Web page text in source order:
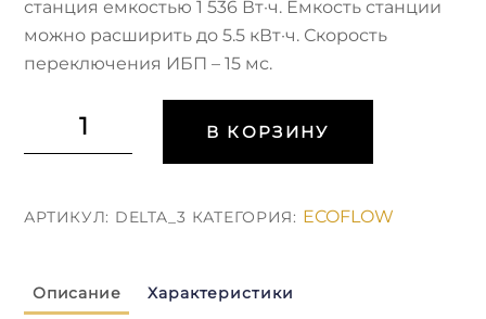
станция емкостью 1 536 Вт·ч. Емкость станции
можно расширить до 5.5 кВт·ч. Скорость
переключения ИБП – 15 мс.
Количество
EcoFlow
(1500)
В КОРЗИНУ
АРТИКУЛ: DELTA_3 КАТЕГОРИЯ: ECOFLOW
Описание Характеристики